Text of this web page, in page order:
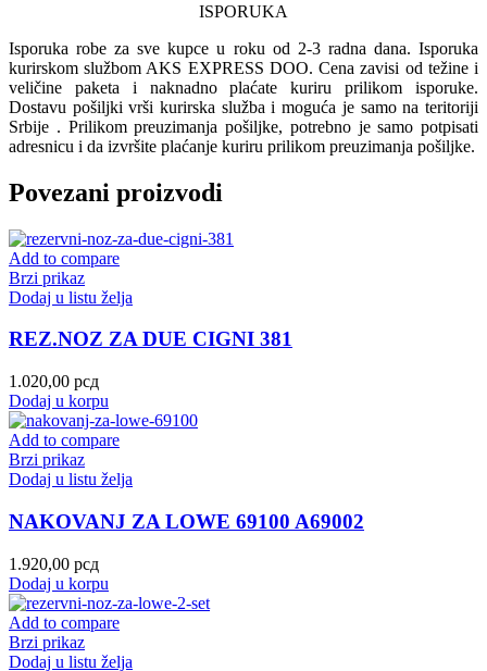
ISPORUKA
Isporuka robe za sve kupce u roku od 2-3 radna dana. Isporuka
kurirskom službom AKS EXPRESS DOO. Cena zavisi od težine i
veličine paketa i naknadno plaćate kuriru prilikom isporuke.
Dostavu pošiljki vrši kurirska služba i moguća je samo na teritoriji
Srbije . Prilikom preuzimanja pošiljke, potrebno je samo potpisati
adresnicu i da izvršite plaćanje kuriru prilikom preuzimanja pošiljke.
Povezani proizvodi
Add to compare
Brzi prikaz
Dodaj u listu želja
REZ.NOZ ZA DUE CIGNI 381
1.020,00 рсд
Dodaj u korpu
Add to compare
Brzi prikaz
Dodaj u listu želja
NAKOVANJ ZA LOWE 69100 A69002
1.920,00 рсд
Dodaj u korpu
Add to compare
Brzi prikaz
Dodaj u listu želja